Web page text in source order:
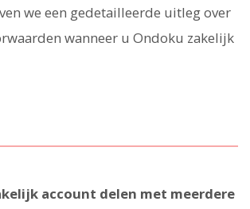
we een gedetailleerde uitleg over
wanneer u Ondoku zakelijk
account delen met meerdere